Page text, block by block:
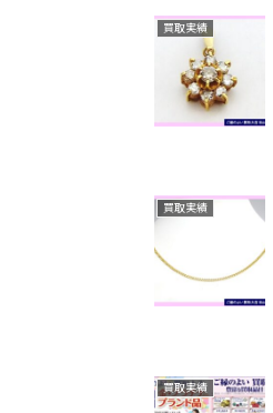
買取実績
買取実績
買取実績